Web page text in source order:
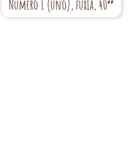
Numero 1 (uno), fuxia, 40″